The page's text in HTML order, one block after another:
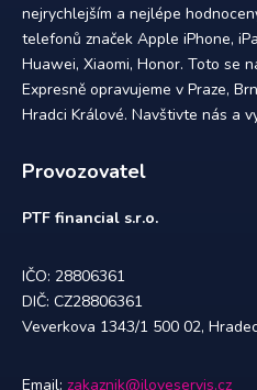
nejrychlejším a nejlépe
telefonů značek Apple iPhone,
Huawei, Xiaomi, Honor. Toto se
Expresně opravujeme v Praze,
Hradci Králové. Navštivte nás a
Provozovatel
PTF financial s.r.o.
IČO: 28806361
DIČ: CZ28806361
Veverkova 1343/1 500 02,
Email: zakaznik@iloveservis.cz